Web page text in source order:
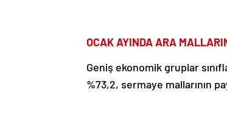
OCAK AYINDA ARA
Geniş ekonomik gruplar
%73,2, sermaye mallarının